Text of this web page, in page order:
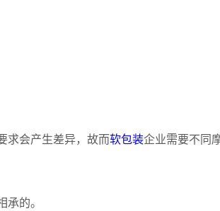
求会产生差异，故而软包装企业需要不同
的。